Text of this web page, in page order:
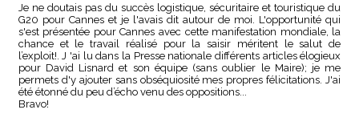
Je ne doutais pas du succès logistique, sécuritaire et touristique du
G20 pour Cannes et je l'avais dit autour de moi. L'opportunité qui
s'est présentée pour Cannes avec cette manifestation mondiale, la
chance et le travail réalisé pour la saisir méritent le salut de
l’exploit!. J 'ai lu dans la Presse nationale différents articles élogieux
pour David Lisnard et son équipe (sans oublier le Maire); je me
permets d'y ajouter sans obséquiosité mes propres félicitations. J'ai
été étonné du peu d’écho venu des oppositions...
Bravo!